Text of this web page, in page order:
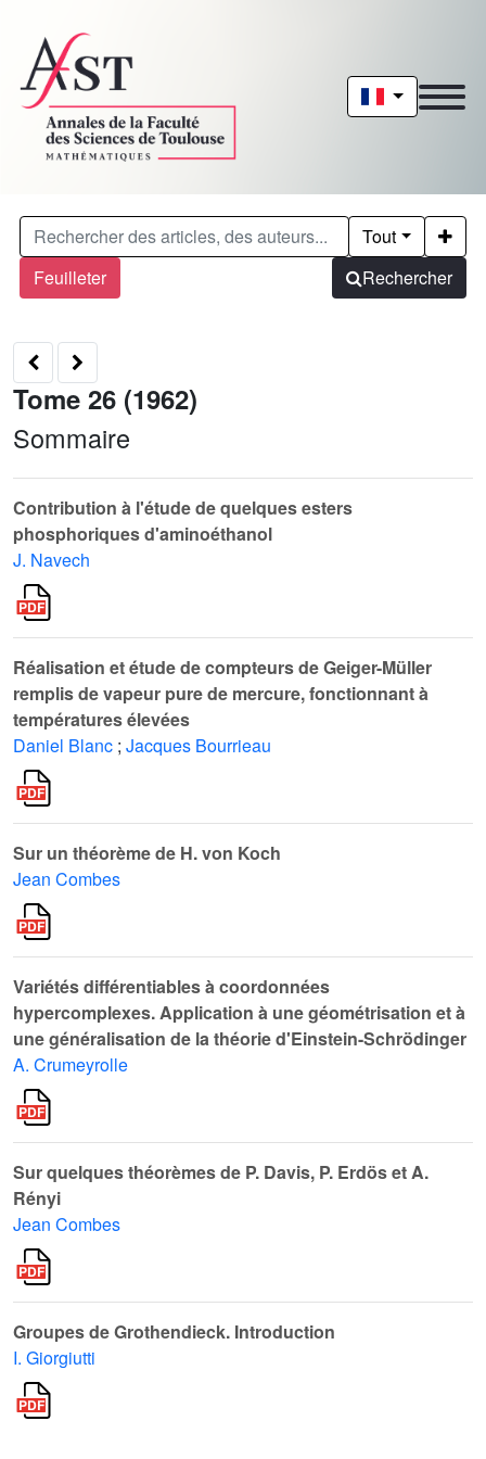
Feuilleter
Tout
Rechercher
Tome 26 (1962)
Sommaire
Contribution à l'étude de quelques esters
phosphoriques d'aminoéthanol
J. Navech
Réalisation et étude de compteurs de Geiger-Müller
remplis de vapeur pure de mercure, fonctionnant à
températures élevées
Daniel Blanc ; Jacques Bourrieau
Sur un théorème de H. von Koch
Jean Combes
Variétés différentiables à coordonnées
hypercomplexes. Application à une géométrisation et à
une généralisation de la théorie d'Einstein-Schrödinger
A. Crumeyrolle
Sur quelques théorèmes de P. Davis, P. Erdös et A.
Rényi
Jean Combes
Groupes de Grothendieck. Introduction
I. Giorgiutti